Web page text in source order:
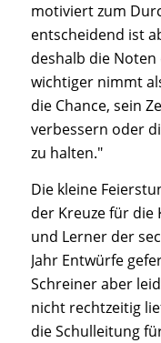
motiviert zum
entscheidend ist
deshalb die
wichtiger nimmt
die Chance, sein
verbessern oder
zu halten."
Die kleine
der Kreuze für die
und Lerner der
Jahr Entwürfe
Schreiner aber
nicht rechtzeitig
die Schulleitung